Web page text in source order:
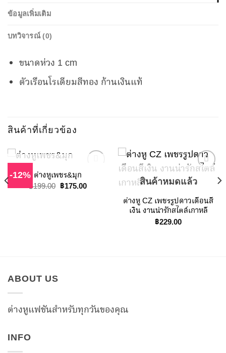
ข้อมูลเพิ่มเติม
บทวิจารณ์ (0)
ขนาดห่วง 1 cm
ตัวเรือนโรเดียมสีทอง ก้านเงินแท้
สินค้าที่เกี่ยวข้อง
-12%สินค้าหมดแล้ว
ต่างหูเพชร&มุก
฿199.00 Original
฿175.00Current
Wishlist
สินค้าหมดแล้ว
ต่างหู CZ เพชรรูปดาวเดือนสี
เงิน งานน่ารักสไตล์เกาหลี
฿229.00
ABOUT US
ต่างหูแฟชันสำหรับทุกวันของคุณ
INFO